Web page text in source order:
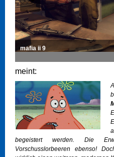
mafia ii 9
meint:
begeistert werden. Die
Vorschusslorbeeren ebenso!